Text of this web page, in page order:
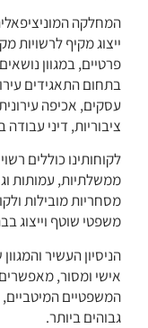
המחלקה
ייצוג מקיף לרשויות
פרטיים, במגוון
בתחום התאגידים
עסקים, אכיפה
ציבוריות, דיני עבודה
לקוחותינו כוללים
ממשלתיות, עמותות
מסחריות מובילות
משפטי שוטף וייצוג
הניסיון העשיר
אישי ומסור,
המשפטיים
גבוהים ביותר.